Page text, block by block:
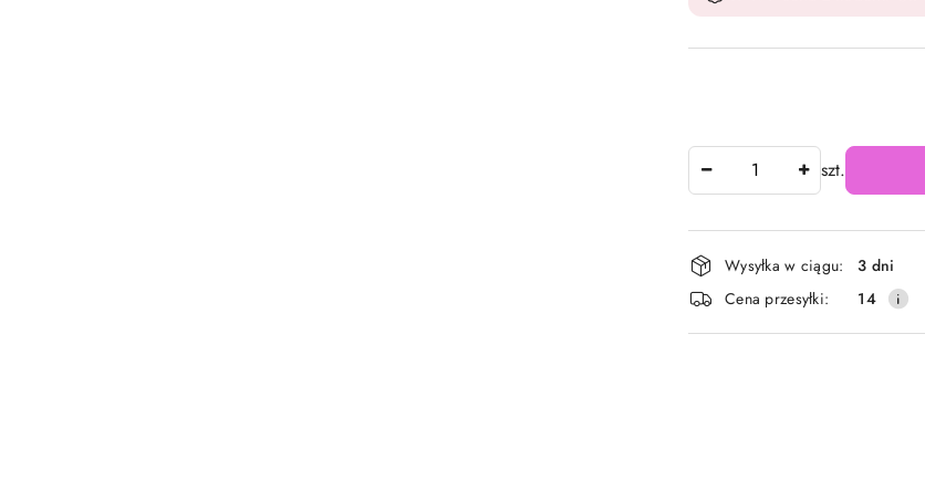
szt.
Dostępność
i
dostawa
Wysyłka w ciągu:
3 dni
Cena przesyłki:
14